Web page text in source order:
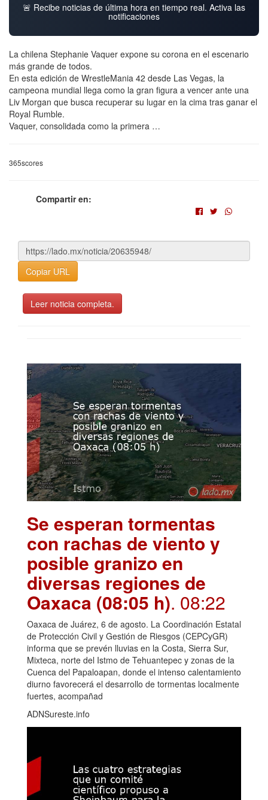
🚨 Recibe noticias de última hora en tiempo real. Activa las
notificaciones
La chilena Stephanie Vaquer expone su corona en el escenario
más grande de todos.
En esta edición de WrestleMania 42 desde Las Vegas, la
campeona mundial llega como la gran figura a vencer ante una
Liv Morgan que busca recuperar su lugar en la cima tras ganar el
Royal Rumble.
Vaquer, consolidada como la primera …
365scores
Compartir en:
Copiar URL
Leer noticia completa.
Se esperan tormentas
con rachas de viento y
posible granizo en
diversas regiones de
Oaxaca (08:05 h). 08:22
Oaxaca de Juárez, 6 de agosto. La Coordinación Estatal
de Protección Civil y Gestión de Riesgos (CEPCyGR)
informa que se prevén lluvias en la Costa, Sierra Sur,
Mixteca, norte del Istmo de Tehuantepec y zonas de la
Cuenca del Papaloapan, donde el intenso calentamiento
diurno favorecerá el desarrollo de tormentas localmente
fuertes, acompañad
ADNSureste.info